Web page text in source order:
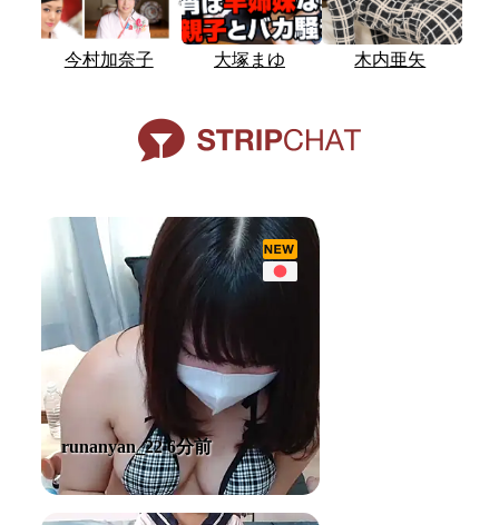
今村加奈子 大塚まゆ 木内亜矢
runanyan_22 6分前